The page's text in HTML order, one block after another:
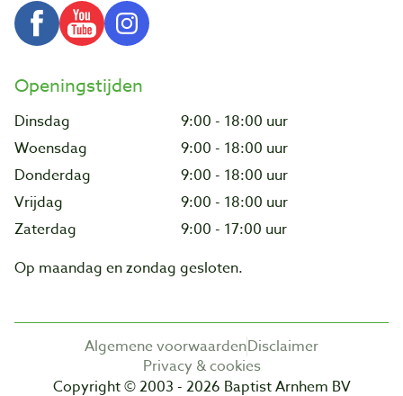
Openingstijden
Dinsdag
9:00 - 18:00 uur
Woensdag
9:00 - 18:00 uur
Donderdag
9:00 - 18:00 uur
Vrijdag
9:00 - 18:00 uur
Zaterdag
9:00 - 17:00 uur
Op maandag en zondag gesloten.
Algemene voorwaardenDisclaimer
Privacy & cookies
Copyright © 2003 - 2026 Baptist Arnhem BV